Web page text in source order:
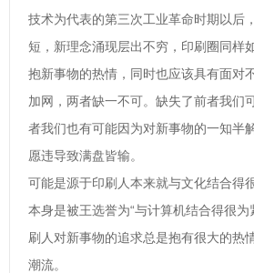
技术为代表的第三次工业革命时期以后
短，新理念涌现层出不穷，印刷圈同样
抱新事物的热情，同时也应该具有面对
加网，两者缺一不可。缺失了前者我们
者我们也有可能因为对新事物的一知半
愿违导致满盘皆输。
可能是源于印刷人本来就与文化结合得
本身是被王选誉为“与计算机结合得很为
刷人对新事物的追求总是抱有很大的热
潮流。